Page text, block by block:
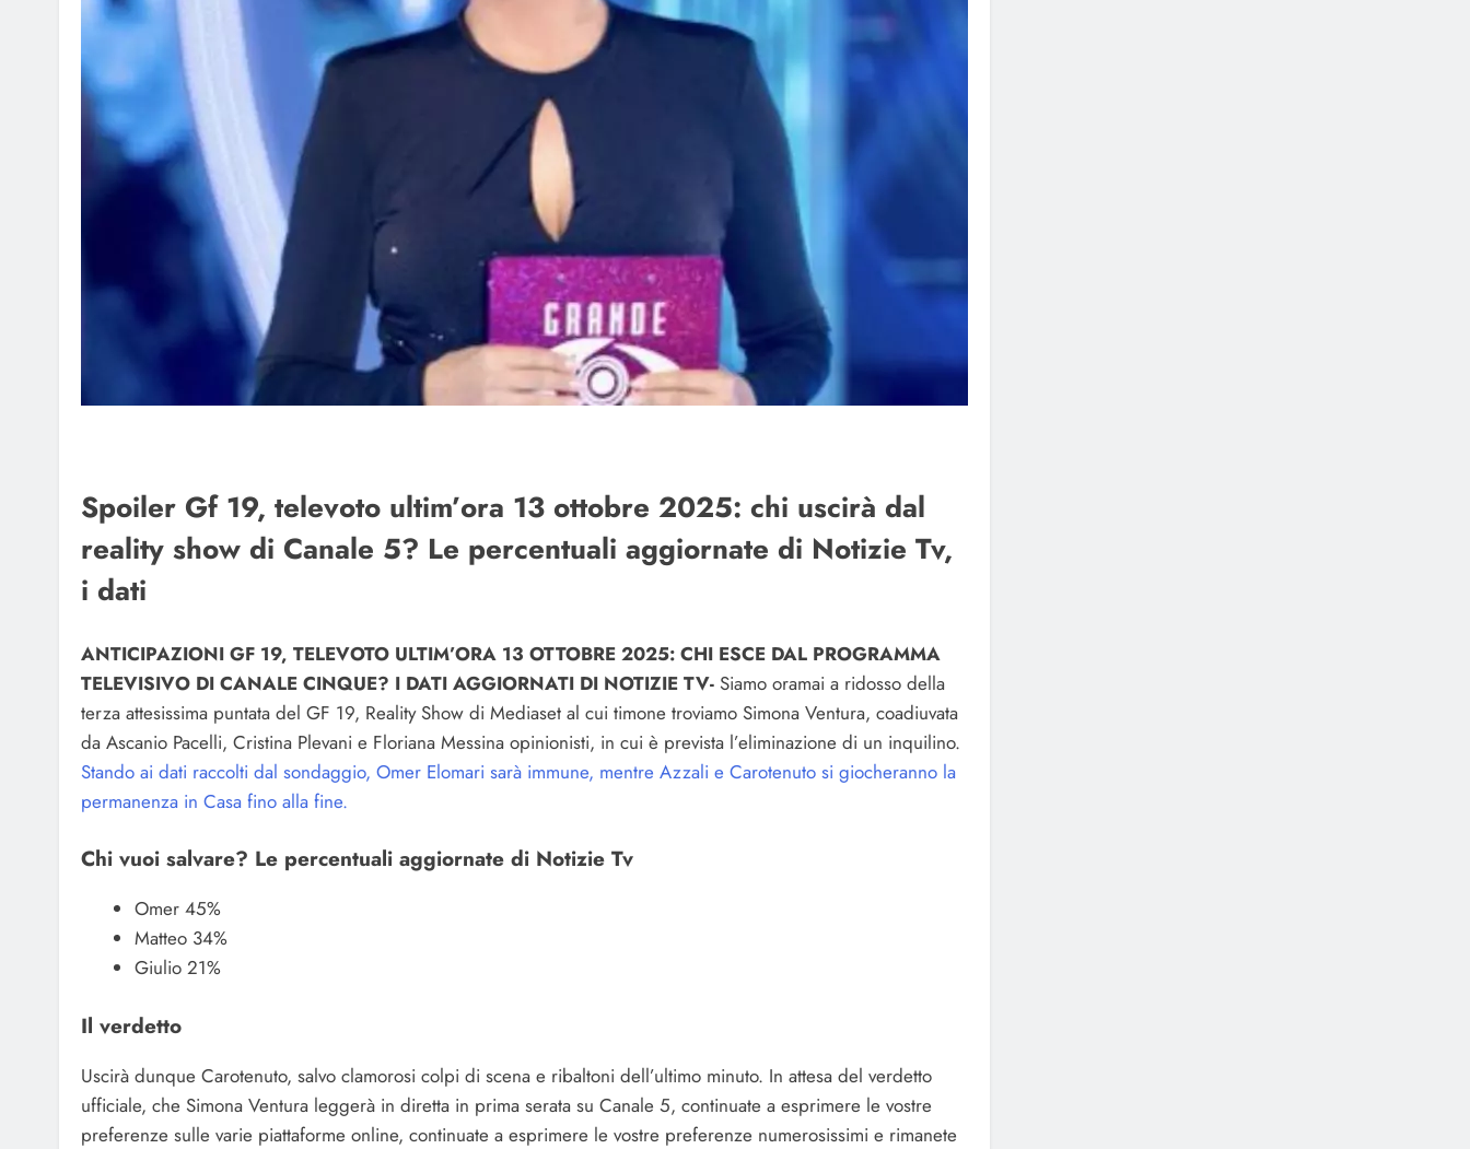
Spoiler Gf 19, televoto ultim’ora 13 ottobre 2025: chi uscirà dal
reality show di Canale 5? Le percentuali aggiornate di Notizie Tv,
i dati
ANTICIPAZIONI GF 19, TELEVOTO ULTIM’ORA 13 OTTOBRE 2025: CHI ESCE DAL PROGRAMMA
TELEVISIVO DI CANALE CINQUE? I DATI AGGIORNATI DI NOTIZIE TV- Siamo oramai a ridosso della
terza attesissima puntata del GF 19, Reality Show di Mediaset al cui timone troviamo Simona Ventura, coadiuvata
da Ascanio Pacelli, Cristina Plevani e Floriana Messina opinionisti, in cui è prevista l’eliminazione di un inquilino.
Stando ai dati raccolti dal sondaggio, Omer Elomari sarà immune, mentre Azzali e Carotenuto si giocheranno la
permanenza in Casa fino alla fine.
Chi vuoi salvare? Le percentuali aggiornate di Notizie Tv
Omer 45%
Matteo 34%
Giulio 21%
Il verdetto
Uscirà dunque Carotenuto, salvo clamorosi colpi di scena e ribaltoni dell’ultimo minuto. In attesa del verdetto
ufficiale, che Simona Ventura leggerà in diretta in prima serata su Canale 5, continuate a esprimere le vostre
preferenze sulle varie piattaforme online, continuate a esprimere le vostre preferenze numerosissimi e rimanete